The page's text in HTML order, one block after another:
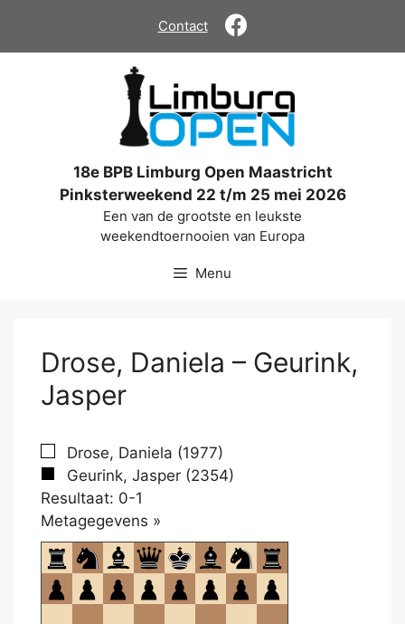
de
Contact
18e BPB Limburg Open Maastricht
Pinksterweekend 22 t/m 25 mei 2026
Een van de grootste en leukste
weekendtoernooien van Europa
Menu
Drose, Daniela – Geurink,
Jasper
Drose, Daniela (1977)
Geurink, Jasper (2354)
Resultaat: 0-1
Metagegevens »
om
te
openen.